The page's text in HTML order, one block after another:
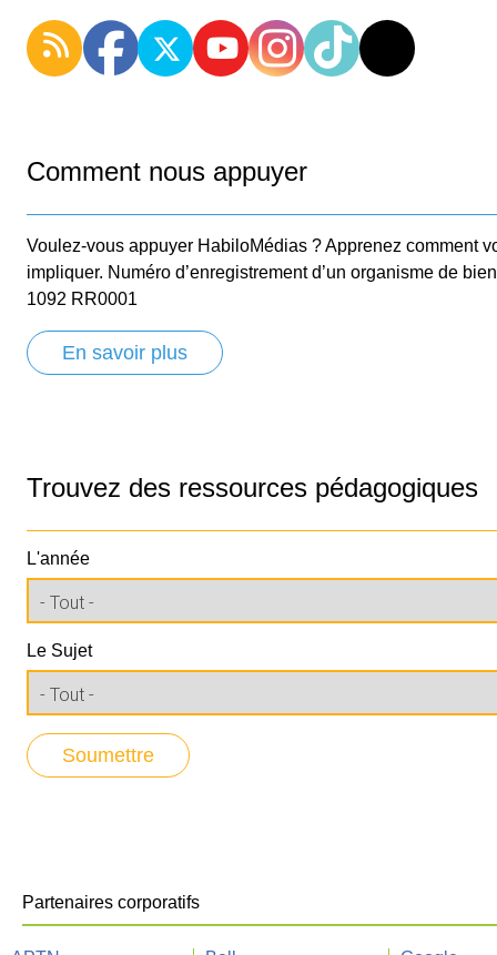
Comment nous appuyer
Voulez-vous appuyer HabiloMédias ? Apprenez comment
impliquer. Numéro d’enregistrement d’un organisme de
1092 RR0001
En savoir plus
Trouvez des ressources pédagogiques
L'année
Le Sujet
Partenaires corporatifs